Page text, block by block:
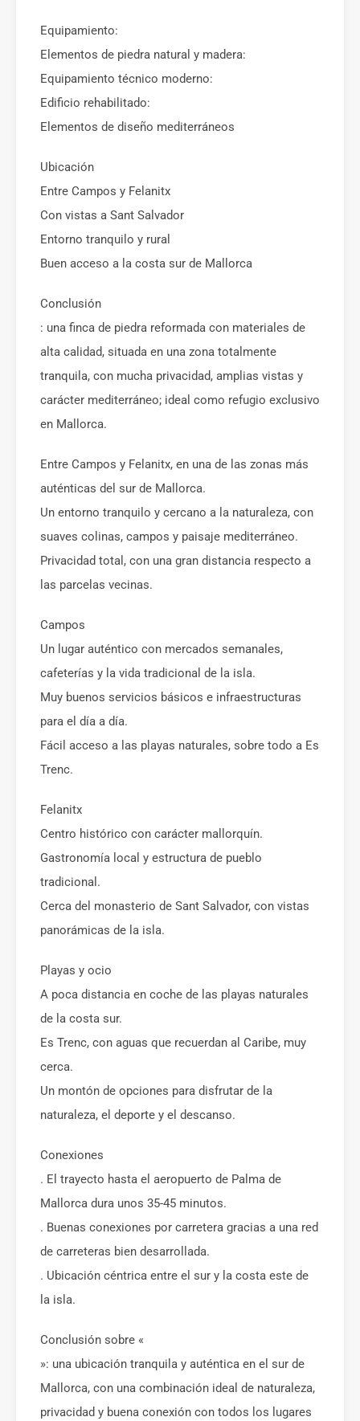
Equipamiento:
Elementos de piedra natural y madera:
Equipamiento técnico moderno:
Edificio rehabilitado:
Elementos de diseño mediterráneos
Ubicación
Entre Campos y Felanitx
Con vistas a Sant Salvador
Entorno tranquilo y rural
Buen acceso a la costa sur de Mallorca
Conclusión
: una finca de piedra reformada con materiales de
alta calidad, situada en una zona totalmente
tranquila, con mucha privacidad, amplias vistas y
carácter mediterráneo; ideal como refugio exclusivo
en Mallorca.
Entre Campos y Felanitx, en una de las zonas más
auténticas del sur de Mallorca.
Un entorno tranquilo y cercano a la naturaleza, con
suaves colinas, campos y paisaje mediterráneo.
Privacidad total, con una gran distancia respecto a
las parcelas vecinas.
Campos
Un lugar auténtico con mercados semanales,
cafeterías y la vida tradicional de la isla.
Muy buenos servicios básicos e infraestructuras
para el día a día.
Fácil acceso a las playas naturales, sobre todo a Es
Trenc.
Felanitx
Centro histórico con carácter mallorquín.
Gastronomía local y estructura de pueblo
tradicional.
Cerca del monasterio de Sant Salvador, con vistas
panorámicas de la isla.
Playas y ocio
A poca distancia en coche de las playas naturales
de la costa sur.
Es Trenc, con aguas que recuerdan al Caribe, muy
cerca.
Un montón de opciones para disfrutar de la
naturaleza, el deporte y el descanso.
Conexiones
. El trayecto hasta el aeropuerto de Palma de
Mallorca dura unos 35-45 minutos.
. Buenas conexiones por carretera gracias a una red
de carreteras bien desarrollada.
. Ubicación céntrica entre el sur y la costa este de
la isla.
Conclusión sobre «
»: una ubicación tranquila y auténtica en el sur de
Mallorca, con una combinación ideal de naturaleza,
privacidad y buena conexión con todos los lugares